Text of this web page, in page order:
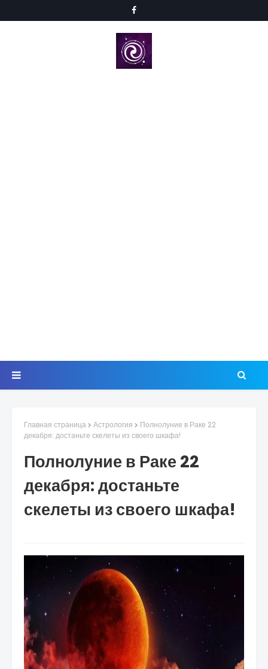
Главная страница Астрология
Полнолуние в Раке 22
декабря: достаньте скелеты из своего шкафа!
Полнолуние в Раке 22
декабря: достаньте
скелеты из своего шкафа!